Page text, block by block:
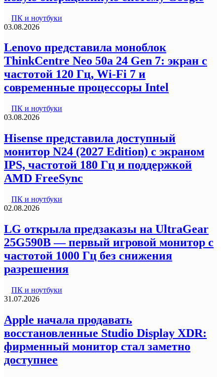
ПК и ноутбуки
03.08.2026
Lenovo представила моноблок
ThinkCentre Neo 50a 24 Gen 7: экран с
частотой 120 Гц, Wi-Fi 7 и
современные процессоры Intel
ПК и ноутбуки
03.08.2026
Hisense представила доступный
монитор N24 (2027 Edition) с экраном
IPS, частотой 180 Гц и поддержкой
AMD FreeSync
ПК и ноутбуки
02.08.2026
LG открыла предзаказы на UltraGear
25G590B — первый игровой монитор с
частотой 1000 Гц без снижения
разрешения
ПК и ноутбуки
31.07.2026
Apple начала продавать
восстановленные Studio Display XDR:
фирменный монитор стал заметно
доступнее